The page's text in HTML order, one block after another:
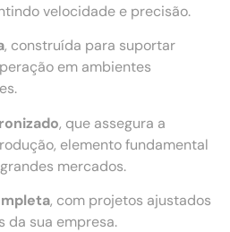
velocidade e precisão.
, construída para suportar
em ambientes
, que assegura a
elemento fundamental
mercados.
, com projetos ajustados
da sua empresa.